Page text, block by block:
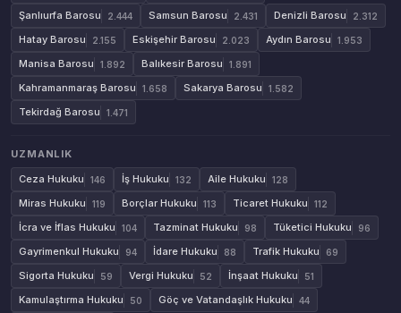
Şanlıurfa Barosu 2.444 Samsun Barosu 2.431 Denizli Barosu 2.312
Hatay Barosu 2.155 Eskişehir Barosu 2.023 Aydın Barosu 1.953
Manisa Barosu 1.892 Balıkesir Barosu 1.891
Kahramanmaraş Barosu 1.658 Sakarya Barosu 1.582
Tekirdağ Barosu 1.471
UZMANLIK
Ceza Hukuku
146 İş Hukuku 132 Aile Hukuku 128
Miras Hukuku 119 Borçlar Hukuku 113 Ticaret Hukuku 112
İcra ve İflas Hukuku 104 Tazminat Hukuku 98 Tüketici Hukuku 96
Gayrimenkul Hukuku 94 İdare Hukuku 88 Trafik Hukuku 69
Sigorta Hukuku 59 Vergi Hukuku 52 İnşaat Hukuku 51
Kamulaştırma Hukuku 50 Göç ve Vatandaşlık Hukuku 44